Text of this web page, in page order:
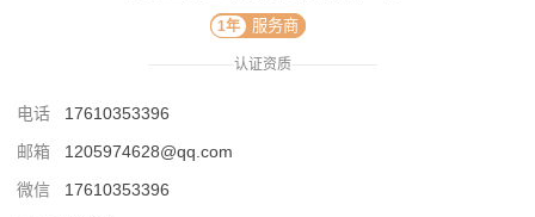
1年 服务商
认证资质——————
电话
17610353396
邮箱
1205974628@qq.com
微信
17610353396